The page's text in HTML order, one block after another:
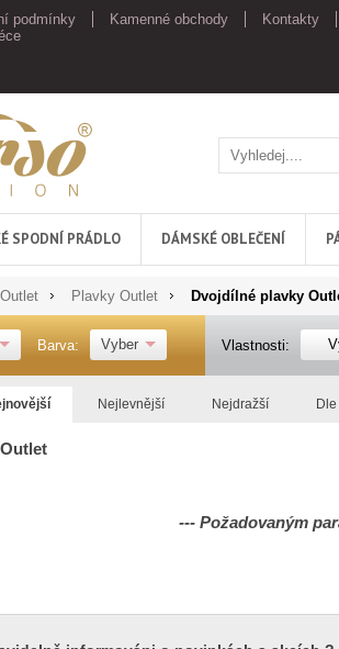
podmínky Kamenné obchody
Kontakty
SPODNÍ PRÁDLO DÁMSKÉ OBLEČENÍ
Outlet Plavky Outlet Dvojdílné plavky
Barva: Vyber Vlastnosti:
Nejlevnější Nejdražší
--- Požadovaným